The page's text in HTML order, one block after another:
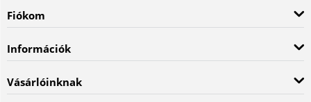
Fiókom
Információk
Vásárlóinknak